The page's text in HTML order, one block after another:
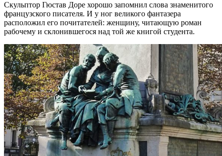
Скульптор Гюстав Доре хорошо запомнил слова знаменитого
французского писателя. И у ног великого фантазера
расположил его почитателей: женщину, читающую роман
рабочему и склонившегося над той же книгой студента.